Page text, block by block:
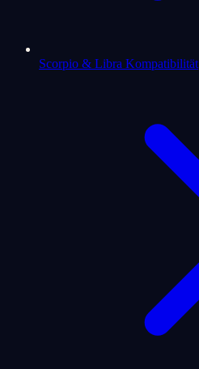
Scorpio & Libra Kompatibilität